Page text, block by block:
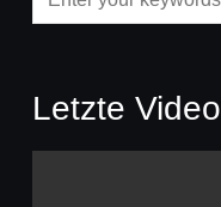
Letzte